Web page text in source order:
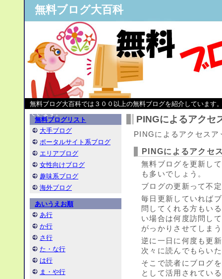
無料ブログ大百科
無料ブログ大百科では３００以上の無料ブログを紹介していま
ています。
PINGによるアクセ
PINGによるアクセス
PINGによるアクセ
無料ブログを更新し
も多いでしょう。
ブログの更新って不
毎日更新していれば
問してくれる方もい
い場合は何度訪問し
がっかりさせてしま
逆に一日に何度も更
次々に読んでもらい
そこで読者にブログ
として活用されてい
無料ブログリスト
大手ブログ
ポータルサイト系ブログ
エリアブログ
女性向けブログ
趣味系ブログ
海外ブログ
あいうえお順
あ行
か行
さ行
た・な行
は行
ま・や行